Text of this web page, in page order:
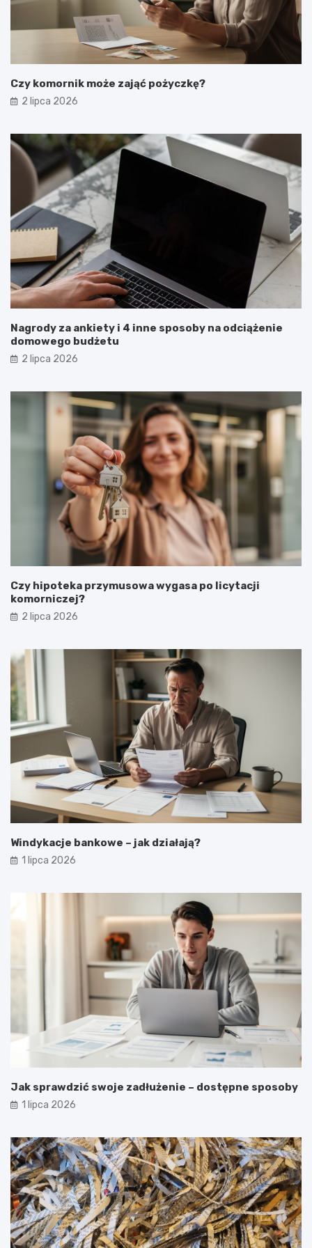
Czy komornik może zająć pożyczkę?
2 lipca 2026
Nagrody za ankiety i 4 inne sposoby na odciążenie
domowego budżetu
2 lipca 2026
Czy hipoteka przymusowa wygasa po licytacji
komorniczej?
2 lipca 2026
Windykacje bankowe – jak działają?
1 lipca 2026
Jak sprawdzić swoje zadłużenie – dostępne sposoby
1 lipca 2026